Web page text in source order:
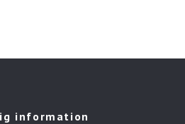
information